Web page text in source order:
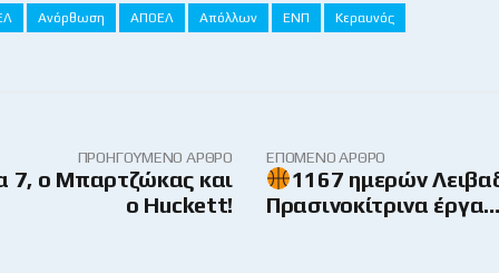
Ανόρθωση ΑΠΟΕΛ Απόλλων ΕΝΠ Κεραυνός
ΠΡΟΗΓΟΎΜΕΝΟ ΆΡΘΡΟ
7, ο Μπαρτζώκας και
ο Huckett!
ΕΠΌΜΕΝΟ ΆΡΘΡΟ
1167 ημερών
Πρασινοκίτρινα έργα…